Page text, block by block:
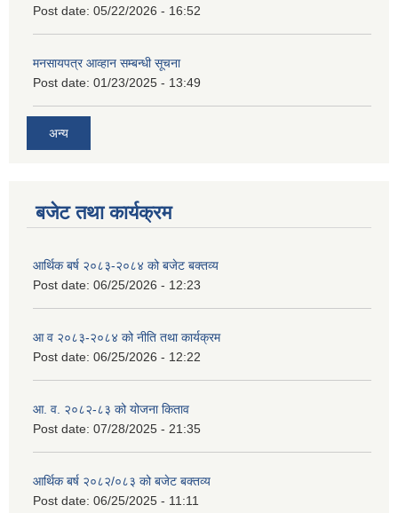
Post date: 05/22/2026 - 16:52
मनसायपत्र आव्हान सम्बन्धी सूचना
Post date: 01/23/2025 - 13:49
अन्य
बजेट तथा कार्यक्रम
आर्थिक बर्ष २०८३-२०८४ को बजेट बक्तव्य
Post date: 06/25/2026 - 12:23
आ व २०८३-२०८४ को नीति तथा कार्यक्रम
Post date: 06/25/2026 - 12:22
आ. व. २०८२-८३ को योजना किताव
Post date: 07/28/2025 - 21:35
आर्थिक बर्ष २०८२/०८३ को बजेट बक्तव्य
Post date: 06/25/2025 - 11:11